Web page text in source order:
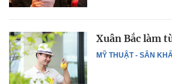
MỸ THUẬT - SÂN
Xuân Bắc làm